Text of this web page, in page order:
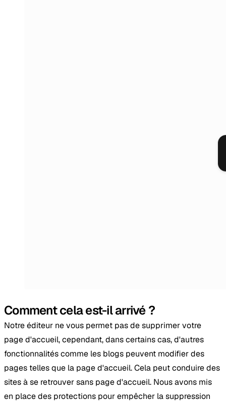
Comment cela est-il arrivé ?
Notre éditeur ne vous permet pas de supprimer votre
page d'accueil, cependant, dans certains cas, d'autres
fonctionnalités comme les blogs peuvent modifier des
pages telles que la page d'accueil. Cela peut conduire des
sites à se retrouver sans page d'accueil. Nous avons mis
en place des protections pour empêcher la suppression